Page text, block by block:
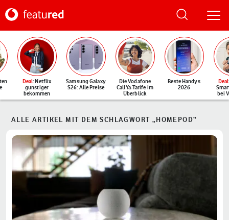
Deal: Netflix
günstiger
bekommen
Samsung Galaxy
S26: Alle Preise
Die Vodafone
CallYa-Tarife im
Überblick
Beste Handys
2026
Deal
bei
ALLE ARTIKEL MIT DEM SCHLAGWORT „HOMEPOD“